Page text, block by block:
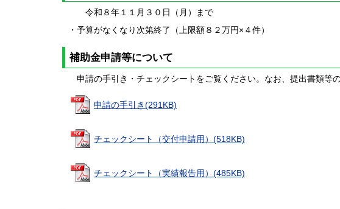
令和８年１１月３０日（月）まで
・予算がなくなり次第終了（上限額８２万円×４件）
補助金申請等について
申請の手引き・チェックシートをご覧ください。なお、提出書類等
申請の手引き(291KB)
チェックシート（交付申請用）(518KB)
チェックシート（実績報告用）(485KB)